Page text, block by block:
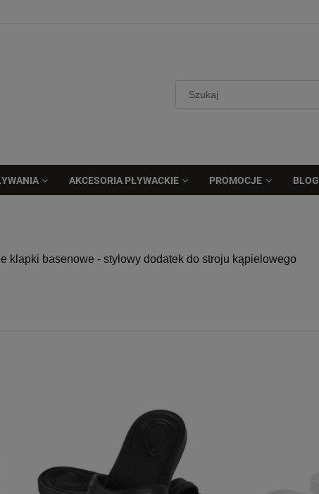
AKCESORIA PŁYWACKIE PROMOCJE BLOG
klapki basenowe - stylowy dodatek do stroju kąpielowego